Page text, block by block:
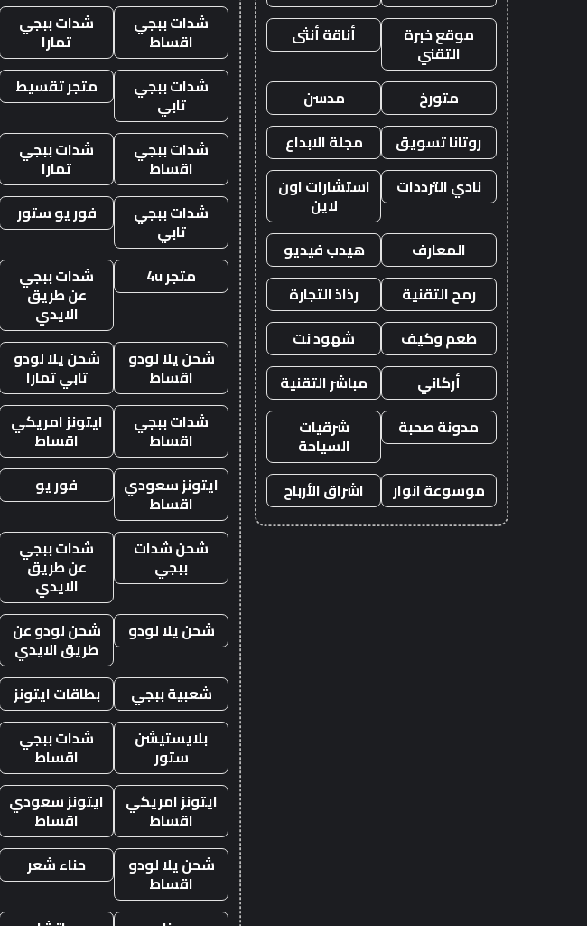
موقع خبرة
التقني
أناقة أنثى
متورخ
مدسن
روتانا تسويق
مجلة الابداع
نادي الترددات
استشارات اون
لاين
المعارف
هيدب فيديو
رمح التقنية
رذاذ التجارة
طعم وكيف
شهود نت
أركاني
مباشر التقنية
مدونة صحبة
شرقيات
السياحة
موسوعة انوار
اشراق الأرباح
شدات ببجي
اقساط
شدات ببجي
تمارا
شدات ببجي
تابي
متجر تقسيط
شدات ببجي
اقساط
شدات ببجي
تمارا
شدات ببجي
تابي
فور يو ستور
متجر 4u شدات ببجي
عن طريق
الايدي
شحن يلا لودو
اقساط
شحن يلا لودو
تابي تمارا
شدات ببجي
اقساط
ايتونز امريكي
اقساط
ايتونز سعودي
اقساط
فور يو
شحن شدات
ببجي
شدات ببجي
عن طريق
الايدي
شحن يلا لودو
شحن لودو عن
طريق الايدي
شعبية ببجي
بطاقات ايتونز
بلايستيشن
ستور
شدات ببجي
اقساط
ايتونز امريكي
اقساط
ايتونز سعودي
اقساط
شحن يلا لودو
اقساط
حناء شعر